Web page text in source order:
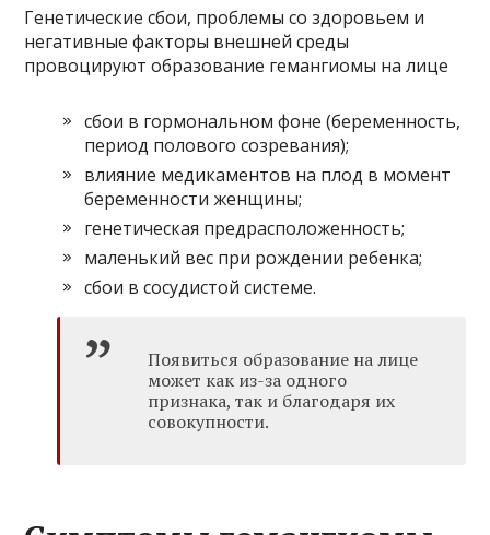
Генетические сбои, проблемы со здоровьем и
негативные факторы внешней среды
провоцируют образование гемангиомы на лице
сбои в гормональном фоне (беременность,
период полового созревания);
влияние медикаментов на плод в момент
беременности женщины;
генетическая предрасположенность;
маленький вес при рождении ребенка;
сбои в сосудистой системе.
Появиться образование на лице
может как из-за одного
признака, так и благодаря их
совокупности.